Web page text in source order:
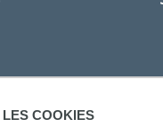
COOKIES